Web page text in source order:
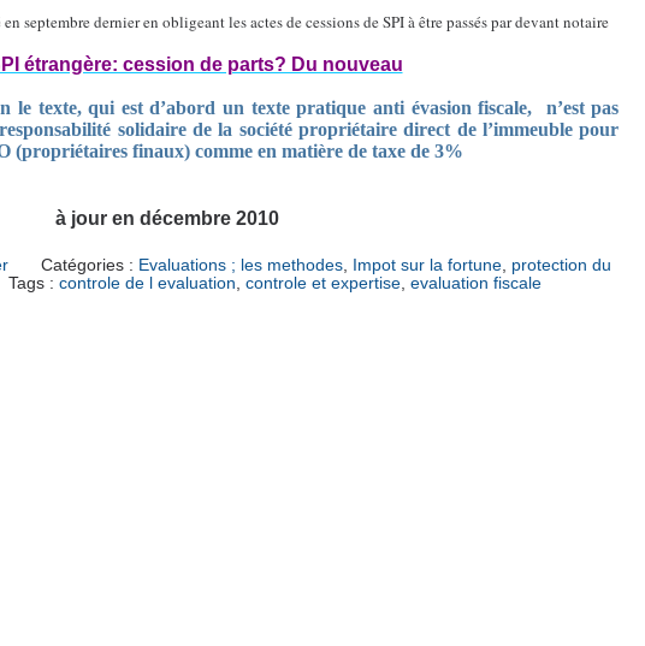
septembre dernier en obligeant les actes de cessions de SPI à être passés par devant notaire
étrangère: cession de parts? Du nouveau
texte, qui est d’abord un texte pratique anti évasion fiscale,
n’est pas
solidaire de la société propriétaire direct de l’immeuble pour
(propriétaires finaux) comme en matière de taxe de 3%
à jour en décembre 2010
Catégories : Evaluations ; les methodes, Impot sur la fortune, protection du
Tags :controle de l evaluation ,controle et expertise ,evaluation fiscale